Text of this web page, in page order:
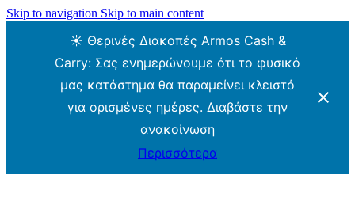
Skip to navigation Skip to main content
☀️ Θερινές Διακοπές Armos Cash &
Carry: Σας ενημερώνουμε ότι το φυσικό
μας κατάστημα θα παραμείνει κλειστό
για ορισμένες ημέρες. Διαβάστε την
ανακοίνωση
Περισσότερα